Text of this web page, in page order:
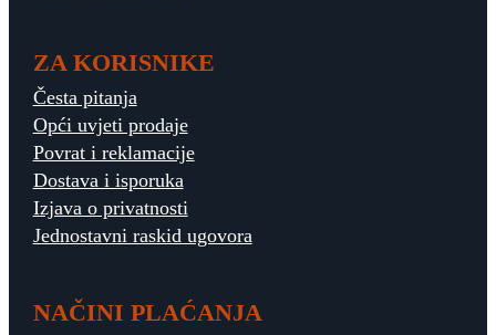
ZA KORISNIKE
Česta pitanja
Opći uvjeti prodaje
Povrat i reklamacije
Dostava i isporuka
Izjava o privatnosti
Jednostavni raskid ugovora
NAČINI PLAĆANJA